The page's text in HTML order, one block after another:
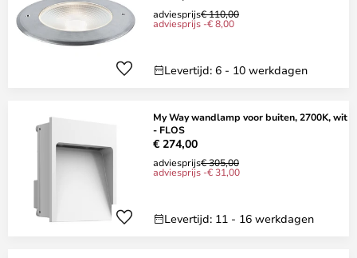
adviesprijs€ 110,00
adviesprijs -€ 8,00
Levertijd: 6 - 10 werkdagen
My Way wandlamp voor buiten, 2700K, wit
- FLOS
€ 274,00
adviesprijs€ 305,00
adviesprijs -€ 31,00
Levertijd: 11 - 16 werkdagen